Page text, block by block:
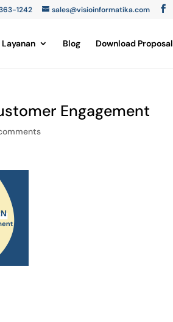
1242 sales@visioinformatika.com
Blog Download Proposal
Engagement